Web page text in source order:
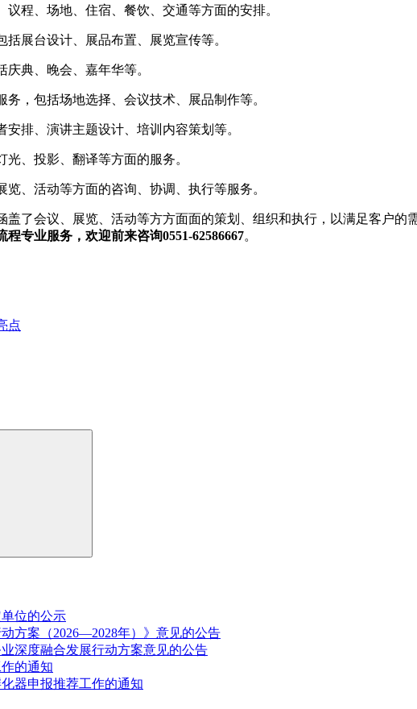
程、场地、住宿、餐饮、交通等方面的安排。
括展台设计、展品布置、展览宣传等。
庆典、晚会、嘉年华等。
，包括场地选择、会议技术、展品制作等。
排、演讲主题设计、培训内容策划等。
、投影、翻译等方面的服务。
、活动等方面的咨询、协调、执行等服务。
了会议、展览、活动等方方面面的策划、组织和执行，以满足客户的
专业服务，欢迎前来咨询0551-62586667。
点
位的公示
方案（2026—2028年）》意见的公告
深度融合发展行动方案意见的公告
的通知
器申报推荐工作的通知